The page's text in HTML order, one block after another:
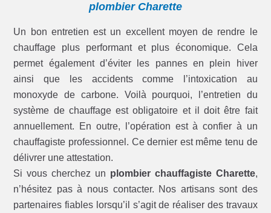
plombier Charette
Un bon entretien est un excellent moyen de rendre le
chauffage plus performant et plus économique. Cela
permet également d’éviter les pannes en plein hiver
ainsi que les accidents comme l’intoxication au
monoxyde de carbone. Voilà pourquoi, l’entretien du
système de chauffage est obligatoire et il doit être fait
annuellement. En outre, l’opération est à confier à un
chauffagiste professionnel. Ce dernier est même tenu de
délivrer une attestation.
Si vous cherchez un plombier chauffagiste Charette,
n’hésitez pas à nous contacter. Nos artisans sont des
partenaires fiables lorsqu’il s’agit de réaliser des travaux